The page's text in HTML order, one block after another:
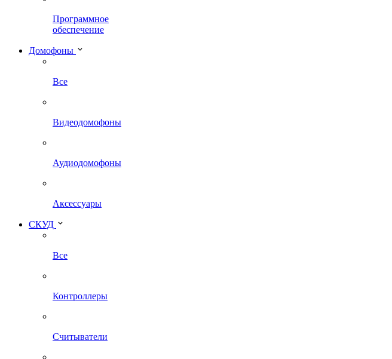
Программное
обеспечение
Домофоны
Все
Видеодомофоны
Аудиодомофоны
Аксессуары
СКУД
Все
Контроллеры
Считыватели